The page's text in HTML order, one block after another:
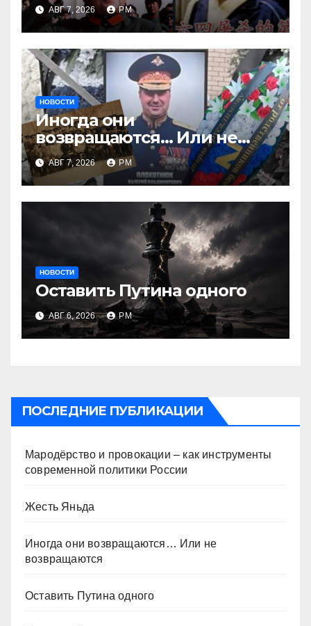
АВГ 7, 2026 РМ
НОВОСТИ
Иногда они
возвращаются… Или не
возвращаются
АВГ 7, 2026 РМ
НОВОСТИ
Оставить Путина одного
АВГ 6, 2026 РМ
ПОСЛЕДНИЕ ПУБЛИКАЦИИ
Мародёрство и провокации – как инструменты
современной политики России
Жесть Яньда
Иногда они возвращаются… Или не
возвращаются
Оставить Путина одного